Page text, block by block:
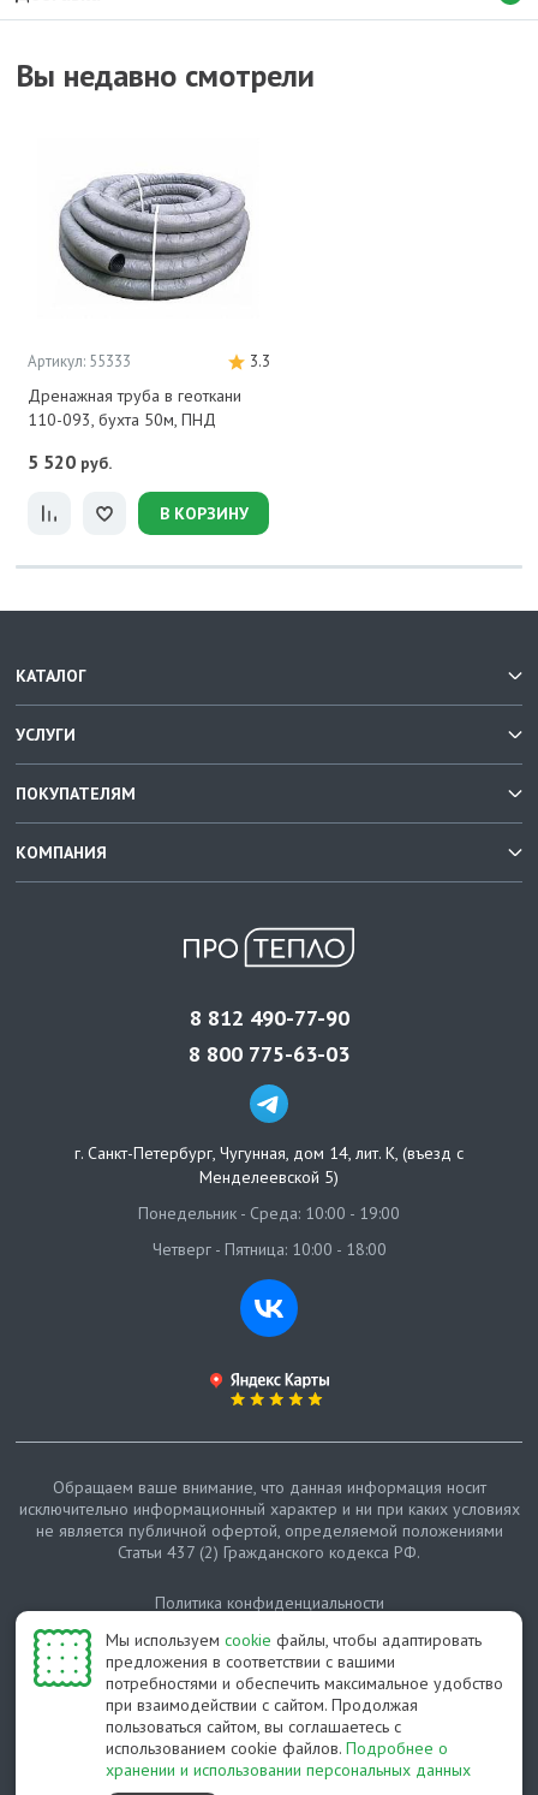
Вы недавно смотрели
Артикул: 55333 3.3
Дренажная труба в геоткани
110-093, бухта 50м, ПНД
5 520 руб.
В КОРЗИНУ
Мы используем cookie файлы, чтобы адаптировать
предложения в соответствии с вашими
потребностями и обеспечить максимальное удобство
при взаимодействии с сайтом. Продолжая
пользоваться сайтом, вы соглашаетесь с
использованием cookie файлов. Подробнее о
хранении и использовании персональных данных
КАТАЛОГ
УСЛУГИ
ПОКУПАТЕЛЯМ
КОМПАНИЯ
8 812 490-77-90
8 800 775-63-03
г. Санкт-Петербург, Чугунная, дом 14, лит. К, (въезд с
Менделеевской 5)
Понедельник - Среда: 10:00 - 19:00
Четверг - Пятница: 10:00 - 18:00
© Протепло-СПб, 2011-2026
Обращаем ваше внимание, что данная информация носит
исключительно информационный характер и ни при каких условиях
не является публичной офертой, определяемой положениями
Статьи 437 (2) Гражданского кодекса РФ.
Политика конфиденциальности
Карта сайта
Разработано студией Feel Good St